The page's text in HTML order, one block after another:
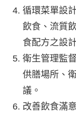
循環菜單設
飲食、流質
食配方之設
衛生管理監
供膳場所、
議。
改善飲食滿